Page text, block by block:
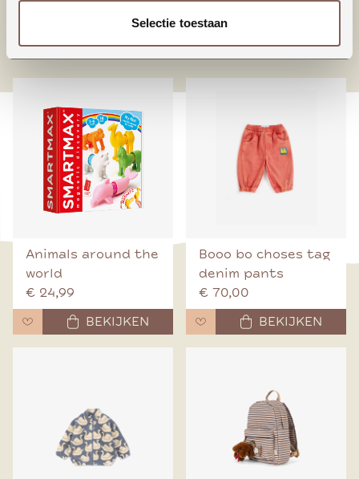
Selectie toestaan
nieuw binnen
Animals around the
world
€ 24,99
BEKIJKEN
Booo bo choses tag
denim pants
€ 70,00
BEKIJKEN